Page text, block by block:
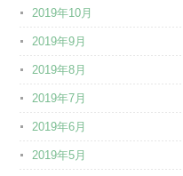
2019年10月
2019年9月
2019年8月
2019年7月
2019年6月
2019年5月